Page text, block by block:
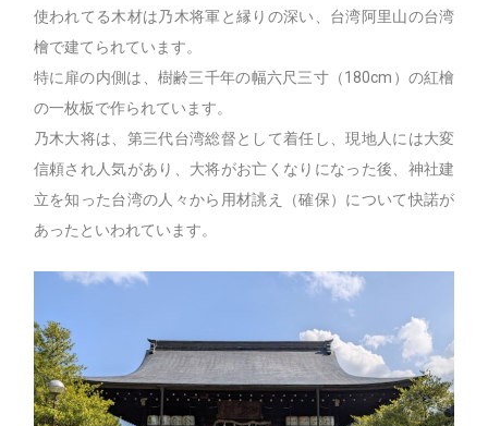
使われてる木材は乃木将軍と縁りの深い、台湾阿里山の台湾
檜で建てられています。
特に扉の内側は、樹齢三千年の幅六尺三寸（180cm）の紅檜
の一枚板で作られています。
乃木大将は、第三代台湾総督として着任し、現地人には大変
信頼され人気があり、大将がお亡くなりになった後、神社建
立を知った台湾の人々から用材誂え（確保）について快諾が
あったといわれています。